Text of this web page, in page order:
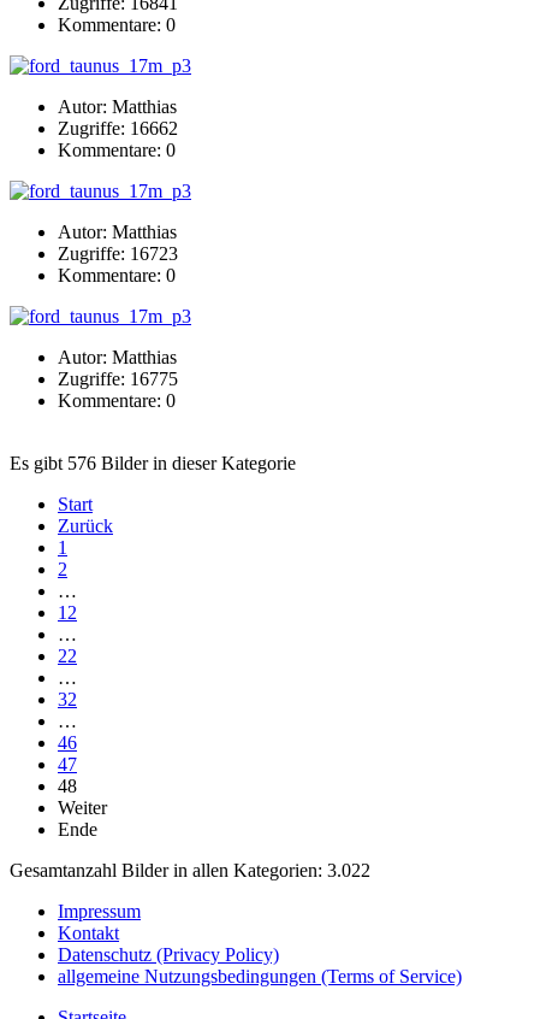
Kommentare: 0
Autor: Matthias
Zugriffe: 16662
Kommentare: 0
Autor: Matthias
Zugriffe: 16723
Kommentare: 0
Autor: Matthias
Zugriffe: 16775
Kommentare: 0
Es gibt 576 Bilder in dieser Kategorie
Start
Zurück
1
2
…
12
…
22
…
32
…
46
47
48
Weiter
Ende
Gesamtanzahl Bilder in allen Kategorien: 3.022
Impressum
Kontakt
Datenschutz (Privacy Policy)
allgemeine Nutzungsbedingungen (Terms of Service)